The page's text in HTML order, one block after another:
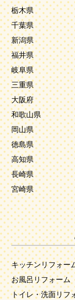
栃木県
千葉県
新潟県
福井県
岐阜県
三重県
大阪府
和歌山県
岡山県
徳島県
高知県
長崎県
宮崎県
キッチンリフォー
お風呂リフォーム
トイレ・洗面リフ